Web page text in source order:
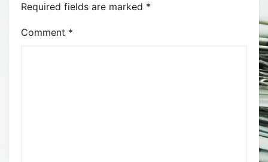
Required fields are marked *
Comment *